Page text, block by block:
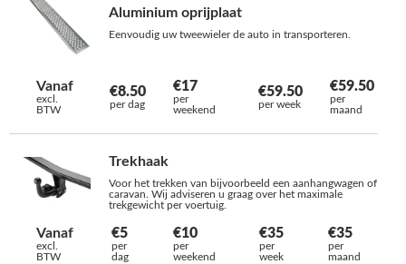
Aluminium oprijplaat
Eenvoudig uw tweewieler de auto in transporteren.
Vanaf
excl.
BTW
€8.50
per dag
€17
per
weekend
€59.50
per week
€59.50
per
maand
Trekhaak
Voor het trekken van bijvoorbeeld een aanhangwagen of
caravan. Wij adviseren u graag over het maximale
trekgewicht per voertuig.
Vanaf
excl.
BTW
€5
per
dag
€10
per
weekend
€35
per
week
€35
per
maand